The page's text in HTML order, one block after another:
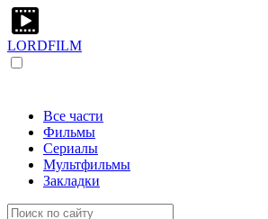
LORDFILM
Все части
Фильмы
Сериалы
Мультфильмы
Закладки